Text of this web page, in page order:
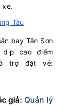
9 chỗ
giờ 55 phút)
9 chỗ
xe.
Tàu
bay Tân Sơn
cao điểm
trợ đặt vé:
giả: Quản lý